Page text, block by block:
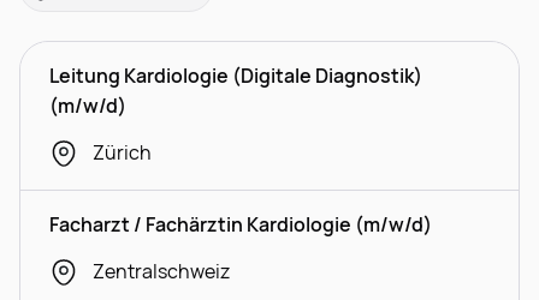
Leitung Kardiologie (Digitale Diagnostik)
(m/w/d)
Zürich
Facharzt / Fachärztin Kardiologie (m/w/d)
Zentralschweiz